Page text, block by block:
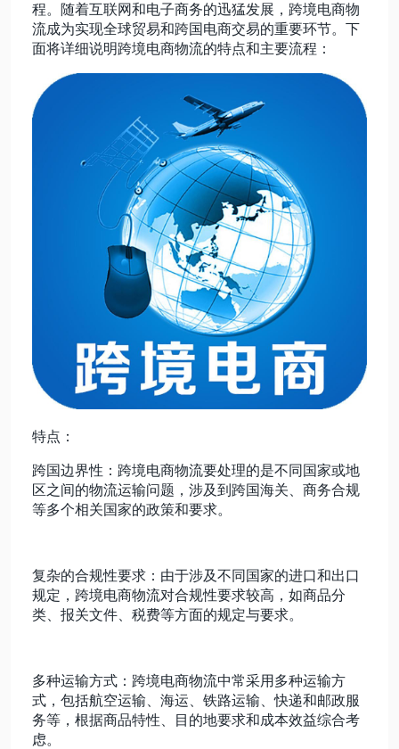
价格咨询
动态资讯
关于我们
程。随着互联网和电子商务的迅猛发展，跨境电商物
流成为实现全球贸易和跨国电商交易的重要环节。下
面将详细说明跨境电商物流的特点和主要流程：
特点：
跨国边界性：跨境电商物流要处理的是不同国家或地
区之间的物流运输问题，涉及到跨国海关、商务合规
等多个相关国家的政策和要求。
复杂的合规性要求：由于涉及不同国家的进口和出口
规定，跨境电商物流对合规性要求较高，如商品分
类、报关文件、税费等方面的规定与要求。
多种运输方式：跨境电商物流中常采用多种运输方
式，包括航空运输、海运、铁路运输、快递和邮政服
务等，根据商品特性、目的地要求和成本效益综合考
虑。